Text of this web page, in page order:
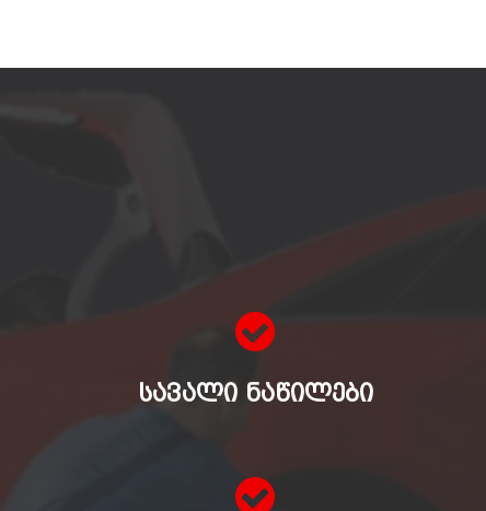
ᲡᲐᲕᲐᲚᲘ ᲜᲐᲬᲘᲚᲔᲑᲘ